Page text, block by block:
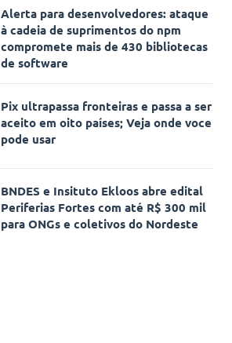
Alerta para desenvolvedores: ataque
à cadeia de suprimentos do npm
compromete mais de 430 bibliotecas
de software
Pix ultrapassa fronteiras e passa a ser
aceito em oito países; Veja onde voce
pode usar
BNDES e Insituto Ekloos abre edital
Periferias Fortes com até R$ 300 mil
para ONGs e coletivos do Nordeste